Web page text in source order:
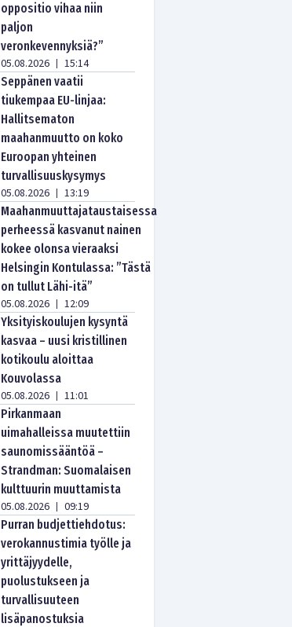
oppositio vihaa niin
paljon
veronkevennyksiä?”
05.08.2026 | 15:14
Seppänen vaatii
tiukempaa EU-linjaa:
Hallitsematon
maahanmuutto on koko
Euroopan yhteinen
turvallisuuskysymys
05.08.2026 | 13:19
Maahanmuuttajataustaisessa
perheessä kasvanut nainen
kokee olonsa vieraaksi
Helsingin Kontulassa: ”Tästä
on tullut Lähi-itä”
05.08.2026 | 12:09
Yksityiskoulujen kysyntä
kasvaa – uusi kristillinen
kotikoulu aloittaa
Kouvolassa
05.08.2026 | 11:01
Pirkanmaan
uimahalleissa muutettiin
saunomissääntöä –
Strandman: Suomalaisen
kulttuurin muuttamista
05.08.2026 | 09:19
Purran budjettiehdotus:
verokannustimia työlle ja
yrittäjyydelle,
puolustukseen ja
turvallisuuteen
lisäpanostuksia